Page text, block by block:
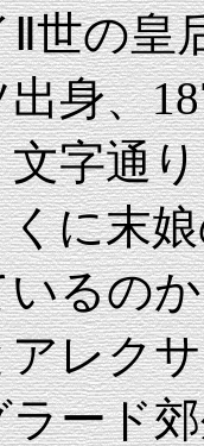
世の皇
身、
字通
に末
いるの
レク
ード